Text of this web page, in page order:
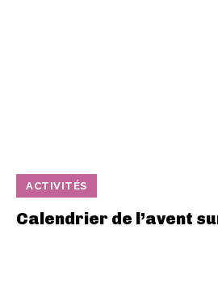
ACTIVITÉS
Calendrier de l’avent